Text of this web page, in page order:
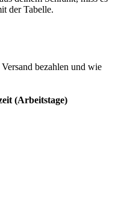
der Tabelle.
bezahlen und wie
(Arbeitstage)